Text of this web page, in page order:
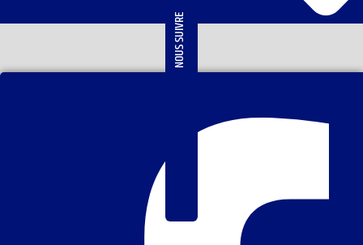
NOUS SUIVRE